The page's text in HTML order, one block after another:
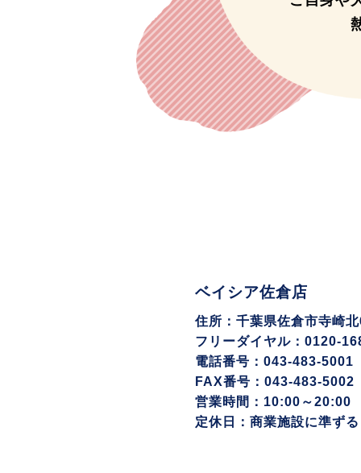
ベイシア佐倉店
住所：千葉県佐倉市寺崎
フリーダイヤル：0120-
電話番号：043-483-5001
FAX番号：043-483-5002
営業時間：10:00～20:00
定休日：商業施設に準ずる